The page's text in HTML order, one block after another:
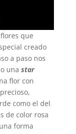
que
creado
a paso nos
una star
flor con
como el del
de color rosa
forma